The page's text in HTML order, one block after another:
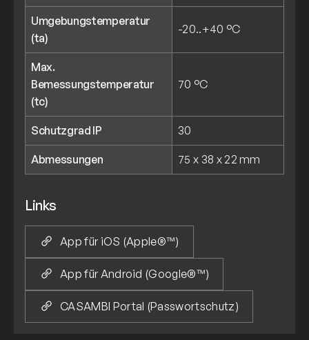
Umgebungstemperatur
(ta)
-20..+40 °C
Max.
Bemessungstemperatur
(tc)
70 °C
Schutzgrad IP 30
Abmessungen 75 x 38 x 22 mm
Links
App für iOS (Apple®™)
App für Android (Google®™)
CASAMBI Portal (Passwortschutz)